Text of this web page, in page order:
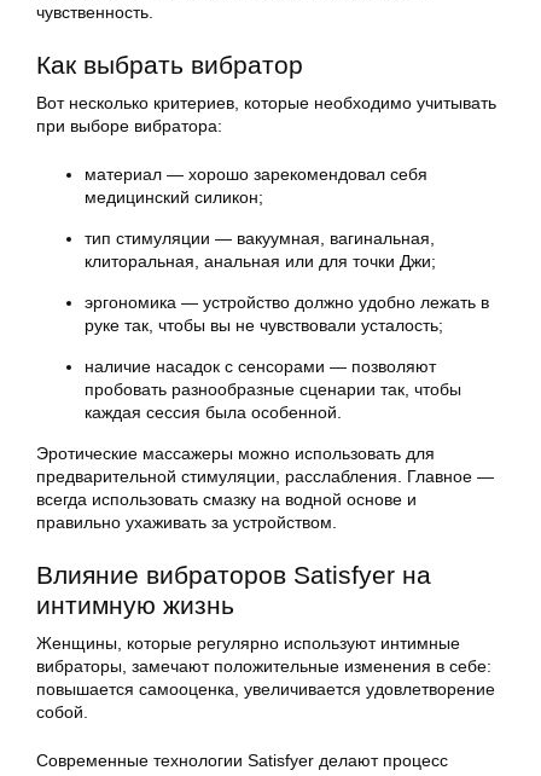
чувственность.
Как выбрать вибратор
Вот несколько критериев, которые необходимо учитывать
при выборе вибратора:
материал — хорошо зарекомендовал себя
медицинский силикон;
тип стимуляции — вакуумная, вагинальная,
клиторальная, анальная или для точки Джи;
эргономика — устройство должно удобно лежать в
руке так, чтобы вы не чувствовали усталость;
наличие насадок с сенсорами — позволяют
пробовать разнообразные сценарии так, чтобы
каждая сессия была особенной.
Эротические массажеры можно использовать для
предварительной стимуляции, расслабления. Главное —
всегда использовать смазку на водной основе и
правильно ухаживать за устройством.
Влияние вибраторов Satisfyer на
интимную жизнь
Женщины, которые регулярно используют интимные
вибраторы, замечают положительные изменения в себе:
повышается самооценка, увеличивается удовлетворение
собой.
Современные технологии Satisfyer делают процесс